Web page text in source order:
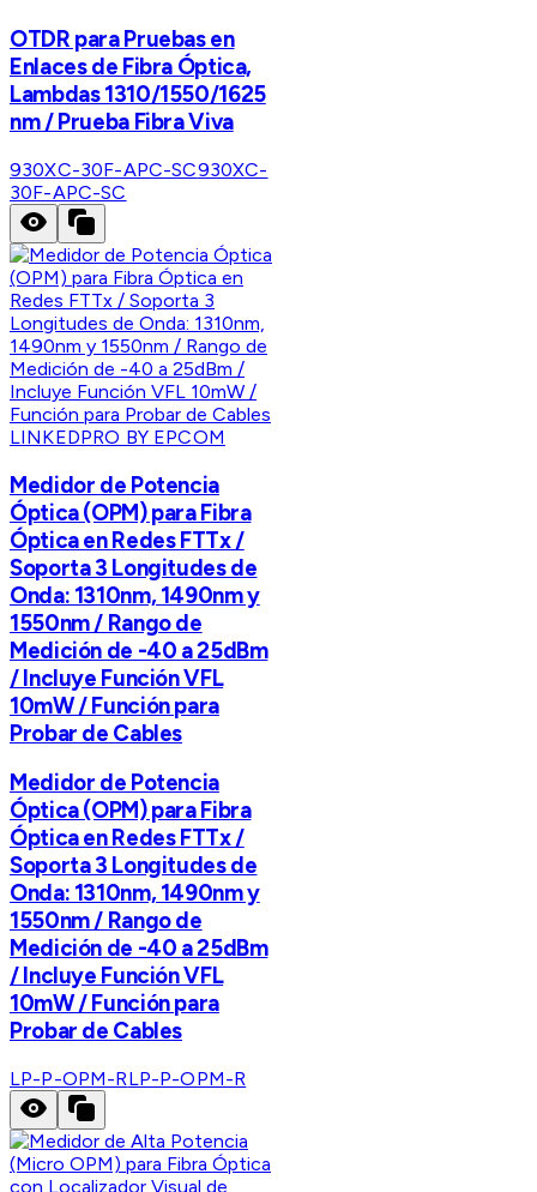
OTDR para Pruebas en
Enlaces de Fibra Óptica,
Lambdas 1310/1550/1625
nm / Prueba Fibra Viva
930XC-30F-APC-SC930XC-
30F-APC-SC
LINKEDPRO BY EPCOM
Medidor de Potencia
Óptica (OPM) para Fibra
Óptica en Redes FTTx /
Soporta 3 Longitudes de
Onda: 1310nm, 1490nm y
1550nm / Rango de
Medición de -40 a 25dBm
/ Incluye Función VFL
10mW / Función para
Probar de Cables
Medidor de Potencia
Óptica (OPM) para Fibra
Óptica en Redes FTTx /
Soporta 3 Longitudes de
Onda: 1310nm, 1490nm y
1550nm / Rango de
Medición de -40 a 25dBm
/ Incluye Función VFL
10mW / Función para
Probar de Cables
LP-P-OPM-RLP-P-OPM-R